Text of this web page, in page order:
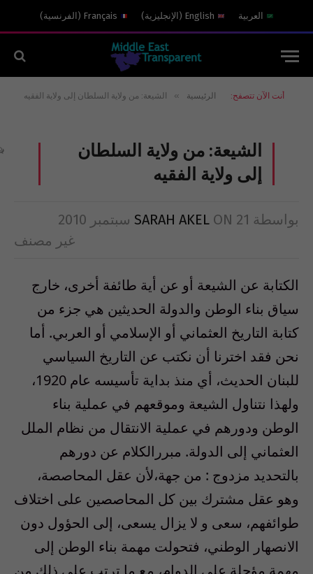
العربية English
( الإنجليزية)
Français
( الفرنسية)
أنت الآن تتصفح: الرئيسية » الشيعة: من ولاية السلطان إلى ولاية الفقيه
الشيعة: من ولاية السلطان
إلى ولاية الفقيه
بواسطة SARAH AKEL ON 21 سبتمبر 2010
غير مصنف
الكتابة عن الشيعة أو عن أية طائفة أخرى، خارج
سياق بناء الوطن والدولة الحديثين هي جزء من
كتابة التاريخ العثماني أو الإسلامي أو العربي. أما
نحن فقد اخترنا أن نكتب عن التاريخ السياسي
للبنان الحديث، أي منذ بداية تأسيسه عام 1920،
ولهذا نتناول الشيعة وموقعهم في عملية بناء
الوطن ودورهم في عملية الانتقال من نظام الملل
العثماني إلى الدولة. مبررالكلام عن دورهم
بالتحديد مزدوج : من جهة،لأن عقل المحاصصة،
وهو عقل مشترك بين كل المحاصصين على اختلاف
طوائفهم، سعى و لا يزال يسعى، إلى الحؤول دون
الانصهار الوطني، فتحولت مهمة بناء الوطن إلى
مهمة مؤجلة على الدوام، مع ما ترتب على ذلك من